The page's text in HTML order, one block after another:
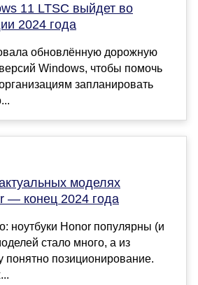
11 LTSC выйдет во
2024 года
обновлённую дорожную
версий Windows, чтобы помочь
запланировать
моделях
— конец 2024 года
ноутбуки Honor популярны (и
стало много, а из
понятно позиционирование.